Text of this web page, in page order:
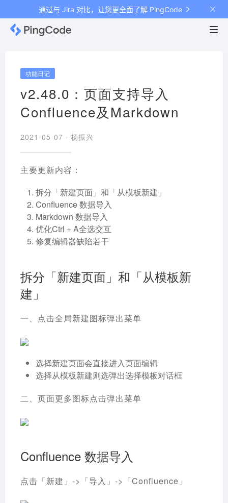
通过与 Jira 对比，让您更全面了解 PingCode
功能日记
v2.48.0：页面支持导入
Confluence及Markdown
2021-05-07 · 杨振兴
主要更新内容：
拆分「新建页面」和「从模板新建」
Confluence 数据导入
Markdown 数据导入
优化Ctrl + A全选交互
修复编辑器缺陷若干
拆分「新建页面」和「从模板新
建」
一、点击全局新建图标弹出菜单
选择新建页面会直接进入页面编辑
选择从模板新建则选弹出选择模板对话框
二、页面更多图标点击弹出菜单
Confluence 数据导入
点击「新建」->「导入」->「Confluence」